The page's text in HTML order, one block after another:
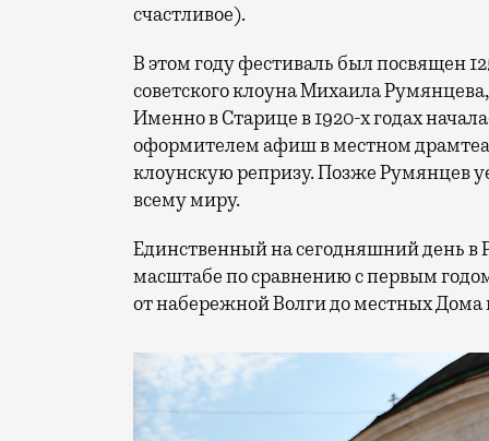
счастливое).
В этом году фестиваль был посвящен
советского клоуна Михаила
Именно в Старице в 1920-х годах
оформителем афиш в местном
клоунскую репризу. Позже Румянцев
всему миру.
Единственный на сегодняшний день в
масштабе по сравнению с первым
от набережной Волги до местных Дома